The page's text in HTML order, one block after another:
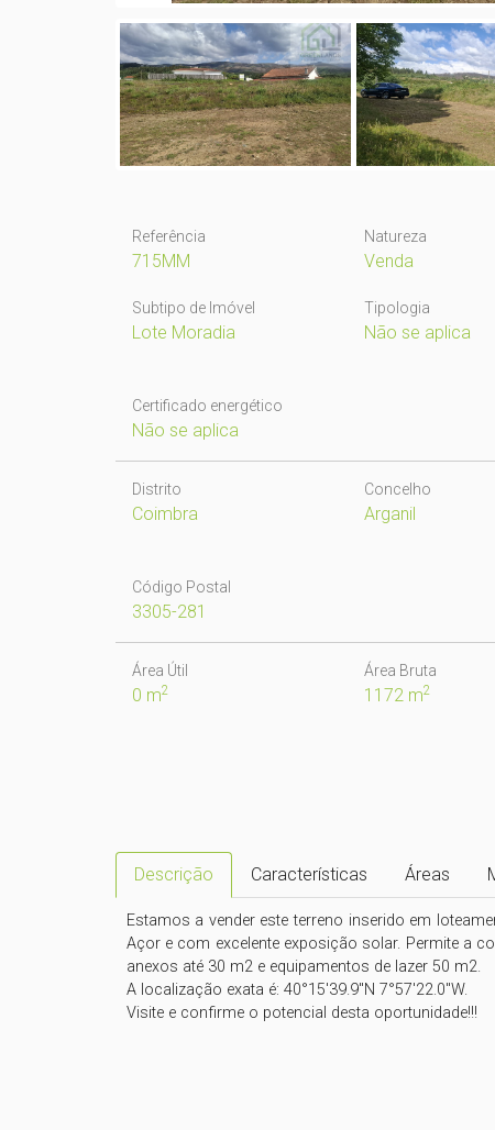
Referência
715MM
Natureza
Venda
Subtipo de Imóvel
Lote Moradia
Tipologia
Não se aplica
Certificado energético
Não se aplica
Distrito
Coimbra
Concelho
Arganil
Código Postal
3305-281
Área Útil
0 m2
Área Bruta
1172 m2
Descrição Características Áreas
Estamos a vender este terreno inserido em
Açor e com excelente exposição solar. Permite a
anexos até 30 m2 e equipamentos de lazer 50 m2.
A localização exata é: 40°15'39.9"N 7°57'22.0"W.
Visite e confirme o potencial desta oportunidade!!!